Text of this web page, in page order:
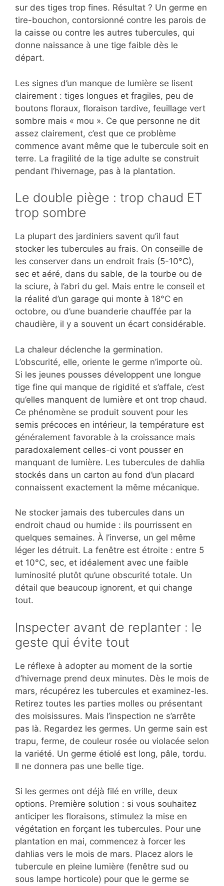
sur des tiges trop fines. Résultat ? Un germe en
tire-bouchon, contorsionné contre les parois de
la caisse ou contre les autres tubercules, qui
donne naissance à une tige faible dès le
départ.
Les signes d’un manque de lumière se lisent
clairement : tiges longues et fragiles, peu de
boutons floraux, floraison tardive, feuillage vert
sombre mais « mou ». Ce que personne ne dit
assez clairement, c’est que ce problème
commence avant même que le tubercule soit en
terre. La fragilité de la tige adulte se construit
pendant l’hivernage, pas à la plantation.
Le double piège : trop chaud ET
trop sombre
La plupart des jardiniers savent qu’il faut
stocker les tubercules au frais. On conseille de
les conserver dans un endroit frais (5-10°C),
sec et aéré, dans du sable, de la tourbe ou de
la sciure, à l’abri du gel. Mais entre le conseil et
la réalité d’un garage qui monte à 18°C en
octobre, ou d’une buanderie chauffée par la
chaudière, il y a souvent un écart considérable.
La chaleur déclenche la germination.
L’obscurité, elle, oriente le germe n’importe où.
Si les jeunes pousses développent une longue
tige fine qui manque de rigidité et s’affale, c’est
qu’elles manquent de lumière et ont trop chaud.
Ce phénomène se produit souvent pour les
semis précoces en intérieur, la température est
généralement favorable à la croissance mais
paradoxalement celles-ci vont pousser en
manquant de lumière. Les tubercules de dahlia
stockés dans un carton au fond d’un placard
connaissent exactement la même mécanique.
Ne stocker jamais des tubercules dans un
endroit chaud ou humide : ils pourrissent en
quelques semaines. À l’inverse, un gel même
léger les détruit. La fenêtre est étroite : entre 5
et 10°C, sec, et idéalement avec une faible
luminosité plutôt qu’une obscurité totale. Un
détail que beaucoup ignorent, et qui change
tout.
Inspecter avant de replanter : le
geste qui évite tout
Le réflexe à adopter au moment de la sortie
d’hivernage prend deux minutes. Dès le mois de
mars, récupérez les tubercules et examinez-les.
Retirez toutes les parties molles ou présentant
des moisissures. Mais l’inspection ne s’arrête
pas là. Regardez les germes. Un germe sain est
trapu, ferme, de couleur rosée ou violacée selon
la variété. Un germe étiolé est long, pâle, tordu.
Il ne donnera pas une belle tige.
Si les germes ont déjà filé en vrille, deux
options. Première solution : si vous souhaitez
anticiper les floraisons, stimulez la mise en
végétation en forçant les tubercules. Pour une
plantation en mai, commencez à forcer les
dahlias vers le mois de mars. Placez alors le
tubercule en pleine lumière (fenêtre sud ou
sous lampe horticole) pour que le germe se